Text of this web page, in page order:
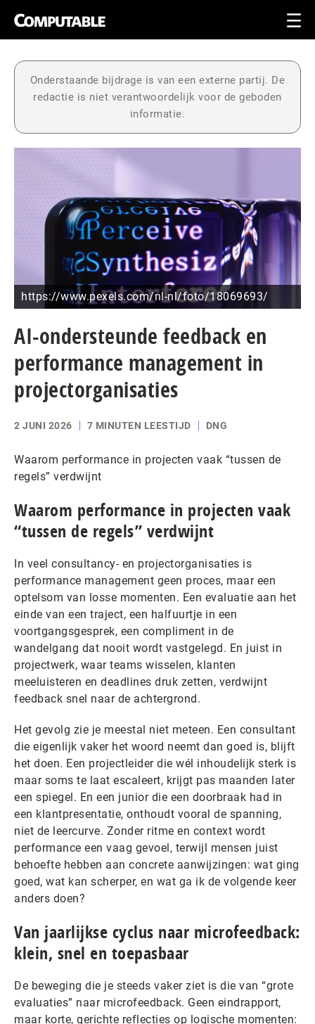
Onderstaande bijdrage is van een externe partij. De
redactie is niet verantwoordelijk voor de geboden
informatie.
https://www.pexels.com/nl-nl/foto/18069693/
AI-ondersteunde feedback en
performance management in
projectorganisaties
2 JUNI 2026 7 MINUTEN LEESTIJD DNG
Waarom performance in projecten vaak “tussen de
regels” verdwijnt
Waarom performance in projecten vaak
“tussen de regels” verdwijnt
In veel consultancy- en projectorganisaties is
performance management geen proces, maar een
optelsom van losse momenten. Een evaluatie aan het
einde van een traject, een halfuurtje in een
voortgangsgesprek, een compliment in de
wandelgang dat nooit wordt vastgelegd. En juist in
projectwerk, waar teams wisselen, klanten
meeluisteren en deadlines druk zetten, verdwijnt
feedback snel naar de achtergrond.
Het gevolg zie je meestal niet meteen. Een consultant
die eigenlijk vaker het woord neemt dan goed is, blijft
het doen. Een projectleider die wél inhoudelijk sterk is
maar soms te laat escaleert, krijgt pas maanden later
een spiegel. En een junior die een doorbraak had in
een klantpresentatie, onthoudt vooral de spanning,
niet de leercurve. Zonder ritme en context wordt
performance een vaag gevoel, terwijl mensen juist
behoefte hebben aan concrete aanwijzingen: wat ging
goed, wat kan scherper, en wat ga ik de volgende keer
anders doen?
Van jaarlijkse cyclus naar microfeedback:
klein, snel en toepasbaar
De beweging die je steeds vaker ziet is die van “grote
evaluaties” naar microfeedback. Geen eindrapport,
maar korte, gerichte reflecties op logische momenten: